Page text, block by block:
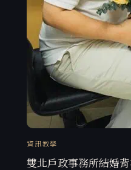
資訊教學
雙北戶政事務所結婚